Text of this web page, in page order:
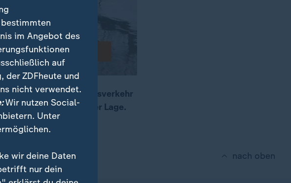
wurde der Schiffsverkehr
einer Entspannung der Lage.
nach oben
im Angebot des
auf
der ZDFheute und
nicht verwendet.
Wir nutzen Social-
Unter
wir deine Daten
nur dein